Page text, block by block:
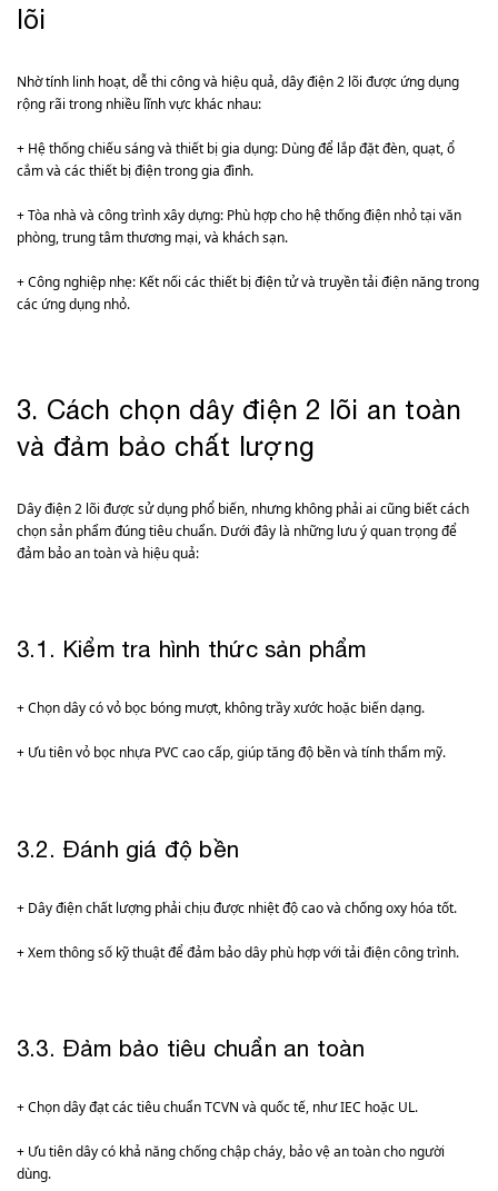
lõi
Nhờ tính linh hoạt, dễ thi công và hiệu quả, dây điện 2 lõi được ứng dụng
rộng rãi trong nhiều lĩnh vực khác nhau:
+ Hệ thống chiếu sáng và thiết bị gia dụng: Dùng để lắp đặt đèn, quạt, ổ
cắm và các thiết bị điện trong gia đình.
+ Tòa nhà và công trình xây dựng: Phù hợp cho hệ thống điện nhỏ tại văn
phòng, trung tâm thương mại, và khách sạn.
+ Công nghiệp nhẹ: Kết nối các thiết bị điện tử và truyền tải điện năng trong
các ứng dụng nhỏ.
3. Cách chọn dây điện 2 lõi an toàn
và đảm bảo chất lượng
Dây điện 2 lõi được sử dụng phổ biến, nhưng không phải ai cũng biết cách
chọn sản phẩm đúng tiêu chuẩn. Dưới đây là những lưu ý quan trọng để
đảm bảo an toàn và hiệu quả:
3.1. Kiểm tra hình thức sản phẩm
+ Chọn dây có vỏ bọc bóng mượt, không trầy xước hoặc biến dạng.
+ Ưu tiên vỏ bọc nhựa PVC cao cấp, giúp tăng độ bền và tính thẩm mỹ.
3.2. Đánh giá độ bền
+ Dây điện chất lượng phải chịu được nhiệt độ cao và chống oxy hóa tốt.
+ Xem thông số kỹ thuật để đảm bảo dây phù hợp với tải điện công trình.
3.3. Đảm bảo tiêu chuẩn an toàn
+ Chọn dây đạt các tiêu chuẩn TCVN và quốc tế, như IEC hoặc UL.
+ Ưu tiên dây có khả năng chống chập cháy, bảo vệ an toàn cho người
dùng.